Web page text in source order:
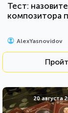
Тест:
композитора
AlexYasnovidov
20 августа